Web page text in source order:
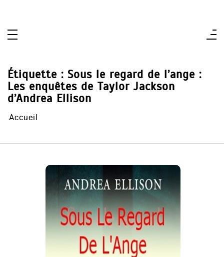
Étiquette : Sous le regard de l’ange :
Les enquêtes de Taylor Jackson
d’Andrea Ellison
Accueil